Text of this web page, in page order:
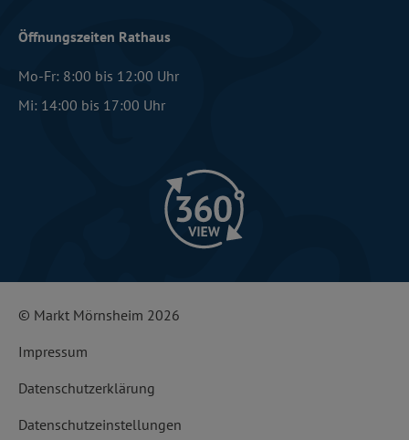
Öffnungszeiten Rathaus
Mo-Fr: 8:00 bis 12:00 Uhr
Mi: 14:00 bis 17:00 Uhr
© Markt Mörnsheim 2026
Impressum
Datenschutzerklärung
Datenschutzeinstellungen